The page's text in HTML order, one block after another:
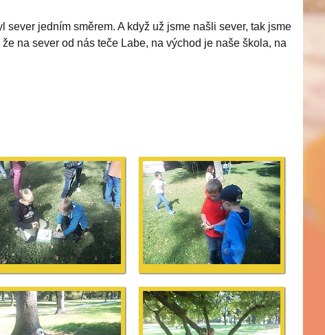
jedním směrem. A když už jsme našli sever, tak jsme
na sever od nás teče Labe, na východ je naše škola, na